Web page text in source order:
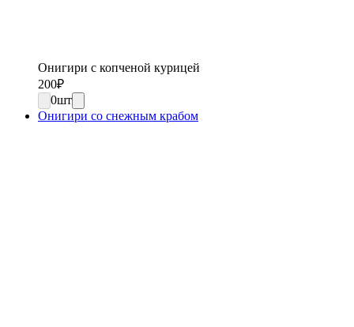
Онигири с копченой курицей
200₽
0шт
Онигири со снежным крабом